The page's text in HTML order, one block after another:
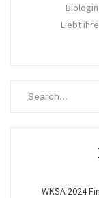
Liebt
WKSA 2024